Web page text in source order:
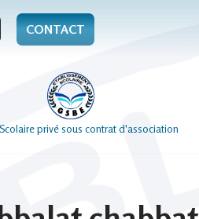
CONTACT
privé sous contrat d'association